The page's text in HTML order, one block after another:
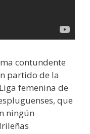
contundente
partido de la
femenina de
que
ningún